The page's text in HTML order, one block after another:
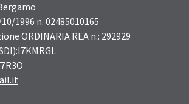
1996 n. 02485010165
ORDINARIA REA n.: 292929